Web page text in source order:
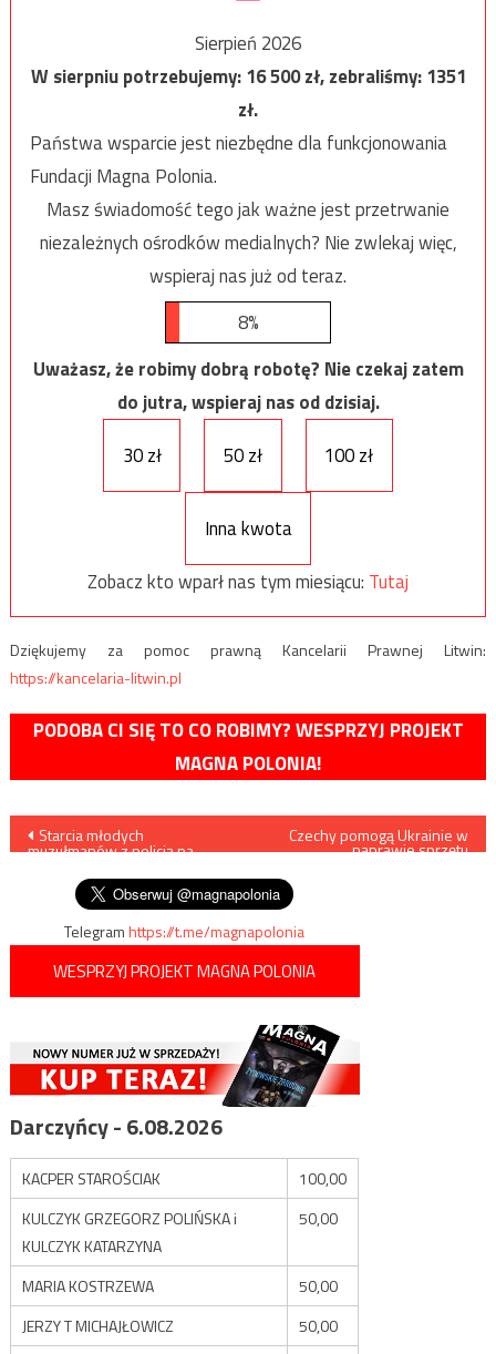
Sierpień 2026
W sierpniu potrzebujemy:16 500zł, zebraliśmy:1351
zł.
Państwa wsparcie jest niezbędne dla funkcjonowania
Fundacji Magna Polonia.
Masz świadomość tego jak ważne jest przetrwanie
niezależnych ośrodków medialnych? Nie zwlekaj więc,
wspieraj nas już od teraz.
8%
Uważasz, że robimy dobrą robotę? Nie czekaj zatem
do jutra, wspieraj nas od dzisiaj.
30 zł
50 zł 100 zł
Inna kwota
Zobacz kto wparł nas tym miesiącu: Tutaj
Dziękujemy za pomoc prawną Kancelarii Prawnej Litwin:
https://kancelaria-litwin.pl
PODOBA CI SIĘ TO CO ROBIMY? WESPRZYJ PROJEKT
MAGNA POLONIA!
Nawigacja
wpisu
Starcia młodych
muzułmanów z policją na
Czechy pomogą Ukrainie w
naprawie sprzętu
Telegramhttps://t.me/magnapolonia
WESPRZYJ PROJEKT MAGNA POLONIA
Darczyńcy - 6.08.2026
KACPER STAROŚCIAK
100,00
KULCZYK GRZEGORZ POLIŃSKA i
KULCZYK KATARZYNA
50,00
MARIA KOSTRZEWA
50,00
JERZY T MICHAJŁOWICZ
50,00